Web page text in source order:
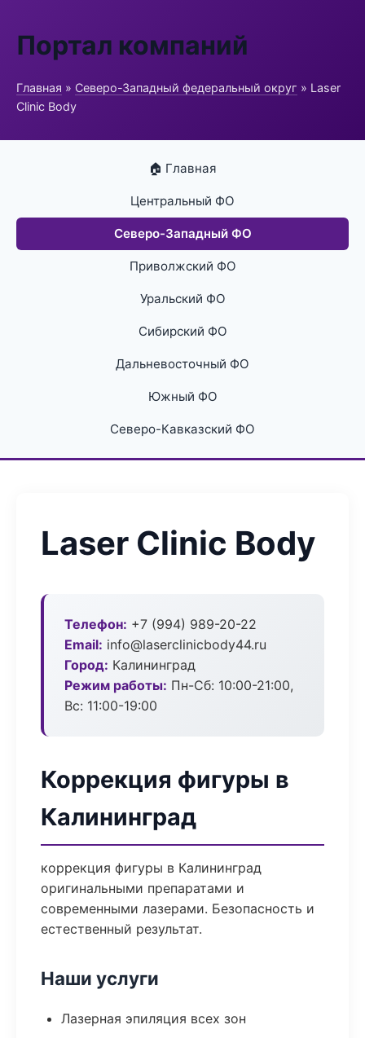
Портал компаний
Главная » Северо-Западный федеральный округ » Laser
Clinic Body
🏠 Главная
Центральный ФО
Северо-Западный ФО
Приволжский ФО
Уральский ФО
Сибирский ФО
Дальневосточный ФО
Южный ФО
Северо-Кавказский ФО
Laser Clinic Body
Телефон: +7 (994) 989-20-22
Email: info@laserclinicbody44.ru
Город: Калининград
Режим работы: Пн-Сб: 10:00-21:00,
Вс: 11:00-19:00
Коррекция фигуры в
Калининград
коррекция фигуры в Калининград
оригинальными препаратами и
современными лазерами. Безопасность и
естественный результат.
Наши услуги
Лазерная эпиляция всех зон